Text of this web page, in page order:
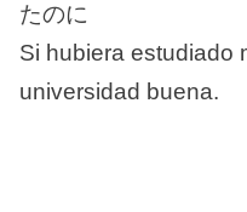
たのに
Si hubiera estudiado
universidad buena.